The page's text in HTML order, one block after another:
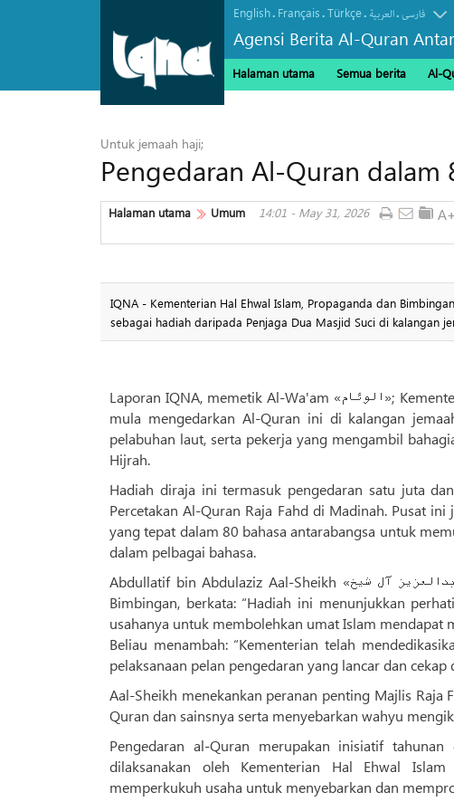
English. Français.Türkçe. العربیة.فارسی
Agensi Berita Al-Quran
Halaman utama Semua berita Al-
Untuk jemaah haji;
Pengedaran Al-Quran dalam
Halaman utama Umum 14:01 - May 31, 2026
IQNA - Kementerian Hal Ehwal Islam, Propaganda dan
sebagai hadiah daripada Penjaga Dua Masjid Suci di kalangan
Laporan IQNA, memetik Al-Wa'am «الوئام»; Kementerian Hal Ehwal Islam, Propaganda dan Bimbingan Saudi telah
mula mengedarkan Al-Quran ini di kalangan
pelabuhan laut, serta pekerja yang mengambil
Hijrah.
Hadiah diraja ini termasuk pengedaran satu juta
Percetakan Al-Quran Raja Fahd di Madinah. Pusat
yang tepat dalam 80 bahasa antarabangsa untuk
dalam pelbagai bahasa.
Abdullatif bin Abdulaziz Aal-Sheikh «عبداللطیف بن عبدالعزیز آل شیخ», Menteri Hal Ehwal Islam, Propaganda dan
Bimbingan, berkata: “Hadiah ini menunjukkan
usahanya untuk membolehkan umat Islam mendapat
Beliau menambah: “Kementerian telah
pelaksanaan pelan pengedaran yang lancar dan
Aal-Sheikh menekankan peranan penting Majlis
Quran dan sainsnya serta menyebarkan wahyu
Pengedaran al-Quran merupakan inisiatif
dilaksanakan oleh Kementerian Hal Ehwal
memperkukuh usaha untuk menyebarkan dan